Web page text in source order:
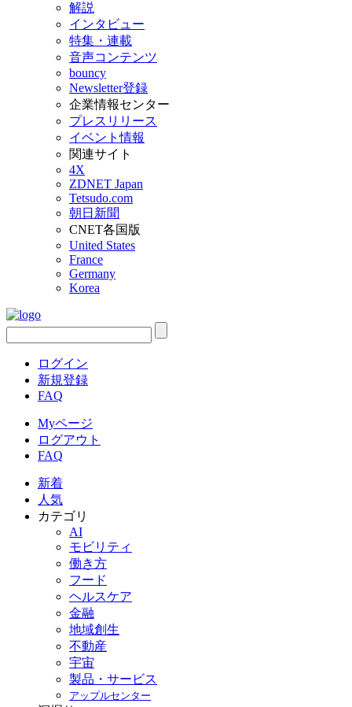
解説
インタビュー
特集・連載
音声コンテンツ
bouncy
Newsletter登録
企業情報センター
プレスリリース
イベント情報
関連サイト
4X
ZDNET Japan
Tetsudo.com
朝日新聞
CNET各国版
United States
France
Germany
Korea
ログイン
新規登録
FAQ
Myページ
ログアウト
FAQ
新着
人気
カテゴリ
AI
モビリティ
働き方
フード
ヘルスケア
金融
地域創生
不動産
宇宙
製品・サービス
アップルセンター